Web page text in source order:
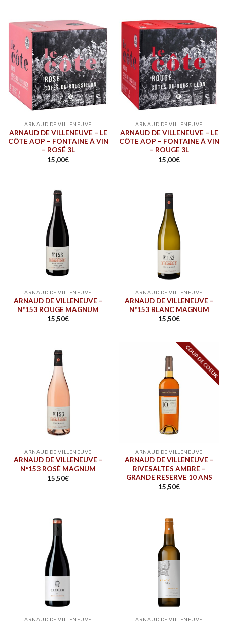
ARNAUD DE VILLENEUVE
ARNAUD DE VILLENEUVE – LE
CÔTE AOP – FONTAINE À VIN
– ROSÉ 3L
15,00€
ARNAUD DE VILLENEUVE
ARNAUD DE VILLENEUVE – LE
CÔTE AOP – FONTAINE À VIN
– ROUGE 3L
15,00€
ARNAUD DE VILLENEUVE
ARNAUD DE VILLENEUVE –
N°153 ROUGE MAGNUM
15,50€
ARNAUD DE VILLENEUVE
ARNAUD DE VILLENEUVE –
N°153 BLANC MAGNUM
15,50€
ARNAUD DE VILLENEUVE
ARNAUD DE VILLENEUVE –
N°153 ROSÉ MAGNUM
15,50€
COUP DE COEUR
ARNAUD DE VILLENEUVE
ARNAUD DE VILLENEUVE –
RIVESALTES AMBRE –
GRANDE RESERVE 10 ANS
15,50€
ARNAUD DE VILLENEUVE ARNAUD DE VILLENEUVE